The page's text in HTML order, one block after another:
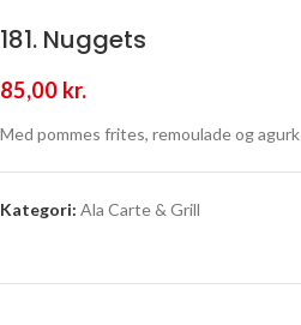
181. Nuggets
85,00 kr.
Med pommes frites, remoulade og agurk
Kategori: Ala Carte & Grill